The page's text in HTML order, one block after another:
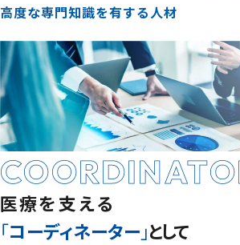
経営理念・方針
会社概要
主要取引メーカー
事業所一覧
認可証情報
事業・組織紹介
サステナビリティ
強み一覧
超低温・温度帯別物流プラットフ
事業継続計画
高度な専門知識を有する人材
パートナーとの協創
新たな取り組み
サービス一覧
病院関係者の方
診療所関係者の方
薬局関係者の方
医師・薬剤師・医療関係者の方
- 開業支援
製薬企業関係者の方
医療機器・臨床検査試薬メーカー
NUMBERS 数字で見るアトル
FAIR 総合医療フェア
お知らせ
お問い合わせ
高度な専門知識を有する人材
医療を支える
「コーディネーター 」として